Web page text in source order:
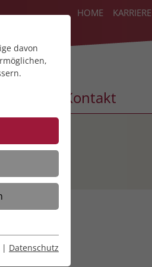
HOME KARRIERE
Kontakt
davon
der
| Datenschutz